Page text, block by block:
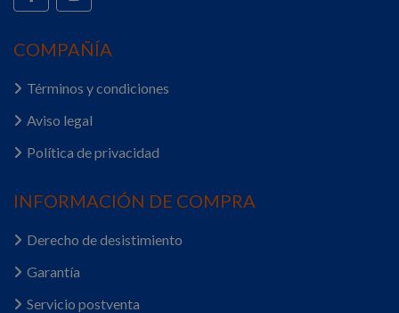
COMPAÑÍA
Términos y condiciones
Aviso legal
Política de privacidad
INFORMACIÓN DE COMPRA
Derecho de desistimiento
Garantía
Servicio postventa